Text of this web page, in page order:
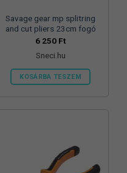
Savage gear mp splitring
and cut pliers 23cm fogó
6 250 Ft
Sneci.hu
KOSÁRBA TESZEM